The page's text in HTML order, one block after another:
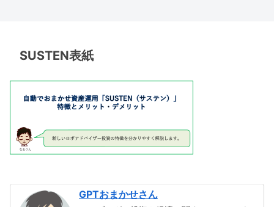
SUSTEN表紙
GPTおまかせさん